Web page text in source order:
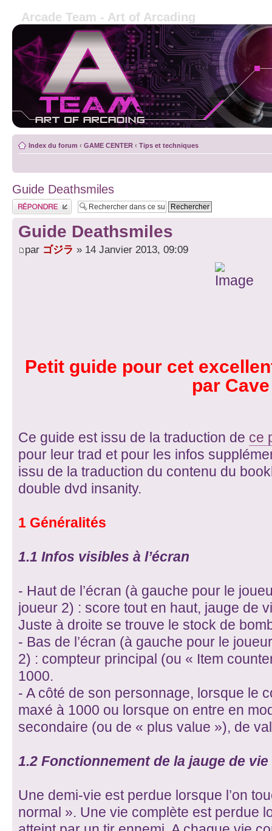
Arcade Team - Art of Arcading
Index du forum ‹ GAME CENTER ‹ Tips et techniques
Guide Deathsmiles
Publier une réponse
Guide Deathsmiles
par ゴジラ » 14 Janvier 2013, 09:09
Petit guide pour cet
par Cave
Ce guide est issu de la traduction de ce
pour leur trad et pour les infos
issu de la traduction du contenu du
double dvd insanity.
1 Généralités
1.1 Infos visibles à l’écran
- Haut de l’écran (à gauche pour le
joueur 2) : score tout en haut, jauge de
Juste à droite se trouve le stock de
- Bas de l’écran (à gauche pour le
2) : compteur principal (ou « Item
1000.
- A côté de son personnage, lorsque le
maxé à 1000 ou lorsque on entre en
secondaire (ou de « plus value »), de
1.2 Fonctionnement de la jauge de vie
Une demi-vie est perdue lorsque l’on
normal ». Une vie complète est perdue